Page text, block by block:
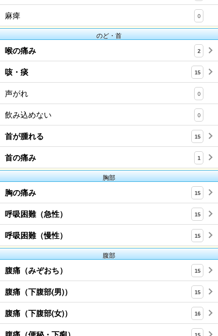
麻痺 0
のど・首
喉の痛み 2
咳・痰 15
声がれ 0
飲み込めない 0
首が腫れる 15
首の痛み 1
胸部
胸の痛み 15
呼吸困難（急性） 15
呼吸困難（慢性） 15
腹部
腹痛（みぞおち） 15
腹痛（下腹部(男)） 15
腹痛（下腹部(女)） 16
15